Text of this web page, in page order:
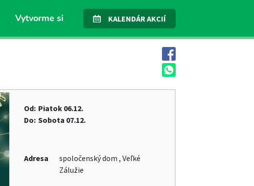
Vytvorme si KALENDÁR AKCIÍ
Od: Piatok06.12.
Do: Sobota 07.12.
Adresa
spoločenský dom , Veľké
Zálužie